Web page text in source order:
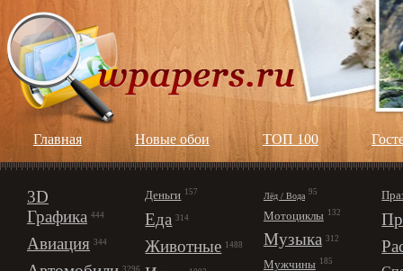
Главная Новые обои ТОП 100
3D
Графика 444
Авиация 344
Деньги 157
Еда 314
Животные 1488
Лёд / Вода 95
Мотоциклы 132
Музыка 312
Мужчины 185